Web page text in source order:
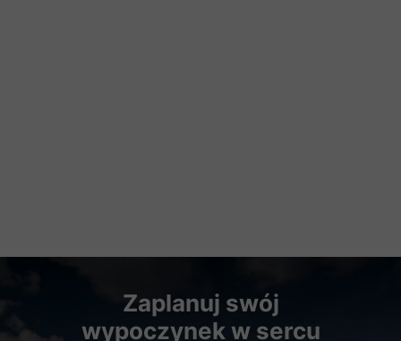
Zaplanuj swój
wypoczynek w sercu